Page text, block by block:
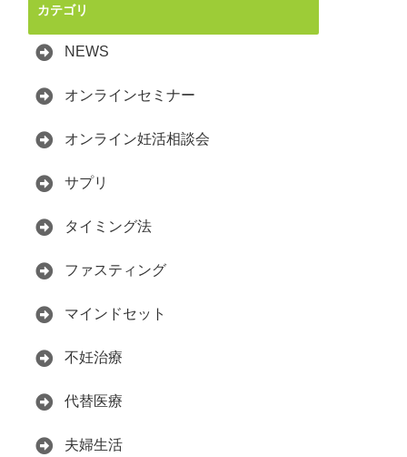
カテゴリ
NEWS
オンラインセミナー
オンライン妊活相談会
サプリ
タイミング法
ファスティング
マインドセット
不妊治療
代替医療
夫婦生活